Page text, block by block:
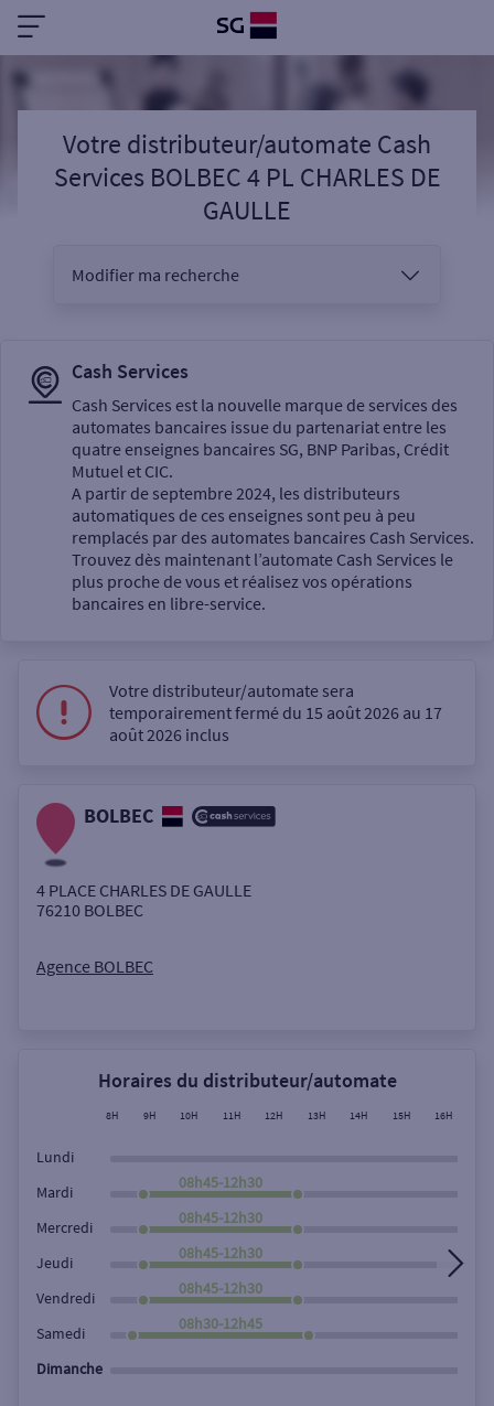
Votre distributeur/automate Cash
Services BOLBEC 4 PL CHARLES DE
GAULLE
Modifier ma recherche
Sélectionnez votre recherche
Un service
Autour de moi
Ville / Code postal
Rue
Cash Services
Cash Services est la nouvelle marque de services des
automates bancaires issue du partenariat entre les
quatre enseignes bancaires SG, BNP Paribas, Crédit
Mutuel et CIC.
A partir de septembre 2024, les distributeurs
automatiques de ces enseignes sont peu à peu
remplacés par des automates bancaires Cash Services.
Trouvez dès maintenant l’automate Cash Services le
plus proche de vous et réalisez vos opérations
bancaires en libre-service.
Votre distributeur/automate sera
temporairement fermé du 15 août 2026 au 17
août 2026 inclus
BOLBEC
4 PLACE CHARLES DE GAULLE
76210 BOLBEC
Agence BOLBEC
Horaires du distributeur/automate
8H 9H 10H 11H 12H 13H 14H 15H 16H
Lundi
Mardi
08h45-12h30
Mercredi
08h45-12h30
Jeudi
08h45-12h30
Vendredi
08h45-12h30
Samedi
08h30-12h45
Dimanche